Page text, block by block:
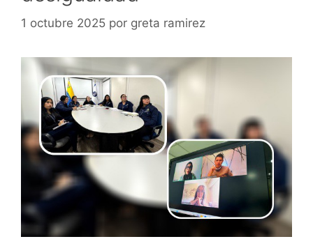
1 octubre 2025 por greta ramirez